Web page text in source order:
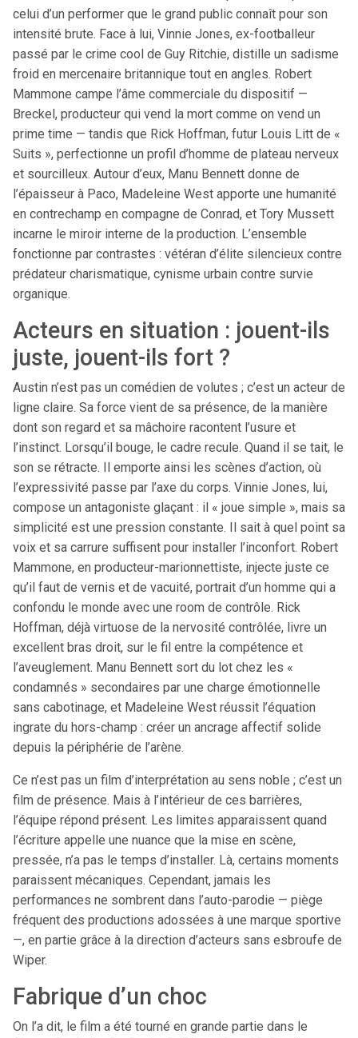
celui d’un performer que le grand public connaît pour son
intensité brute. Face à lui, Vinnie Jones, ex-footballeur
passé par le crime cool de Guy Ritchie, distille un sadisme
froid en mercenaire britannique tout en angles. Robert
Mammone campe l’âme commerciale du dispositif —
Breckel, producteur qui vend la mort comme on vend un
prime time — tandis que Rick Hoffman, futur Louis Litt de «
Suits », perfectionne un profil d’homme de plateau nerveux
et sourcilleux. Autour d’eux, Manu Bennett donne de
l’épaisseur à Paco, Madeleine West apporte une humanité
en contrechamp en compagne de Conrad, et Tory Mussett
incarne le miroir interne de la production. L’ensemble
fonctionne par contrastes : vétéran d’élite silencieux contre
prédateur charismatique, cynisme urbain contre survie
organique.
Acteurs en situation : jouent-ils
juste, jouent-ils fort ?
Austin n’est pas un comédien de volutes ; c’est un acteur de
ligne claire. Sa force vient de sa présence, de la manière
dont son regard et sa mâchoire racontent l’usure et
l’instinct. Lorsqu’il bouge, le cadre recule. Quand il se tait, le
son se rétracte. Il emporte ainsi les scènes d’action, où
l’expressivité passe par l’axe du corps. Vinnie Jones, lui,
compose un antagoniste glaçant : il « joue simple », mais sa
simplicité est une pression constante. Il sait à quel point sa
voix et sa carrure suffisent pour installer l’inconfort. Robert
Mammone, en producteur-marionnettiste, injecte juste ce
qu’il faut de vernis et de vacuité, portrait d’un homme qui a
confondu le monde avec une room de contrôle. Rick
Hoffman, déjà virtuose de la nervosité contrôlée, livre un
excellent bras droit, sur le fil entre la compétence et
l’aveuglement. Manu Bennett sort du lot chez les «
condamnés » secondaires par une charge émotionnelle
sans cabotinage, et Madeleine West réussit l’équation
ingrate du hors-champ : créer un ancrage affectif solide
depuis la périphérie de l’arène.
Ce n’est pas un film d’interprétation au sens noble ; c’est un
film de présence. Mais à l’intérieur de ces barrières,
l’équipe répond présent. Les limites apparaissent quand
l’écriture appelle une nuance que la mise en scène,
pressée, n’a pas le temps d’installer. Là, certains moments
paraissent mécaniques. Cependant, jamais les
performances ne sombrent dans l’auto-parodie — piège
fréquent des productions adossées à une marque sportive
—, en partie grâce à la direction d’acteurs sans esbroufe de
Wiper.
Fabrique d’un choc
On l’a dit, le film a été tourné en grande partie dans le